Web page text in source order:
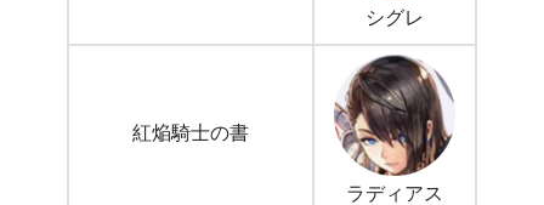
シグレ
紅焔騎士の書
ラディアス